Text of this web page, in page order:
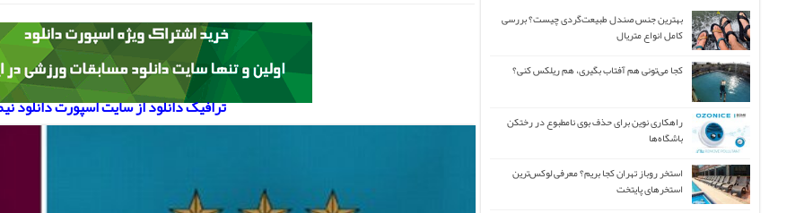
ترافیک دانلود از سایت اسپورت دانلود
بهترین جنس صندل طبیعت‌گردی چیست؟ بررسی
کامل انواع متریال
کجا می‌تونی هم آفتاب بگیری، هم ریلکس کنی؟
راهکاری نوین برای حذف بوی نامطبوع در رختکن
باشگاه‌ها
استخر روباز تهران کجا بریم؟ معرفی لوکس‌ترین
استخرهای پایتخت